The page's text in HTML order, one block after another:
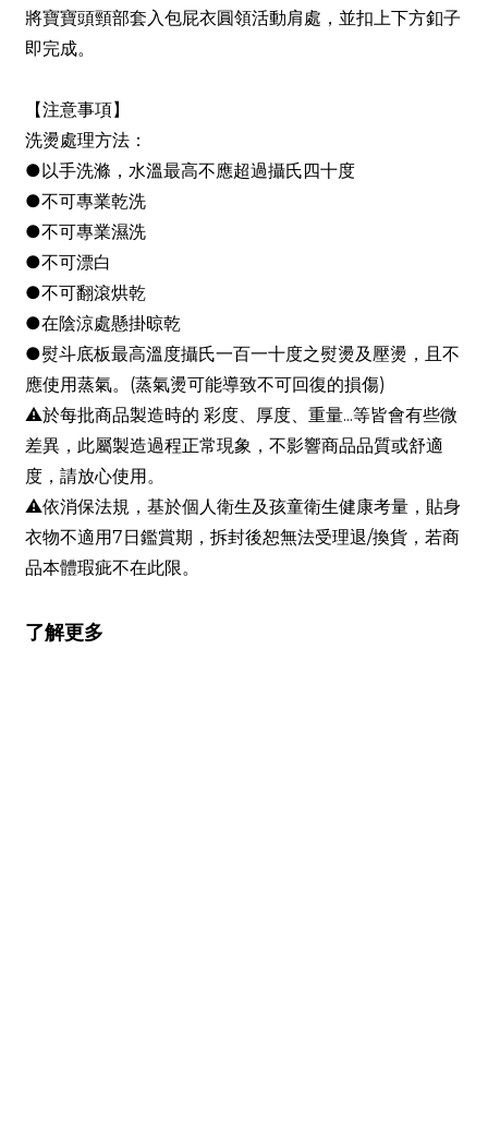
將寶寶頭頸部套入包屁衣圓領活動肩處，並扣上下方釦子
即完成。
【注意事項】
洗燙處理方法：
●以手洗滌，水溫最高不應超過攝氏四十度
●不可專業乾洗
●不可專業濕洗
●不可漂白
●不可翻滾烘乾
●在陰涼處懸掛晾乾
●熨斗底板最高溫度攝氏一百一十度之熨燙及壓燙，且不
應使用蒸氣。(蒸氣燙可能導致不可回復的損傷)
⚠於每批商品製造時的 彩度、厚度、重量...等皆會有些微
差異，此屬製造過程正常現象，不影響商品品質或舒適
度，請放心使用。
⚠依消保法規，基於個人衛生及孩童衛生健康考量，貼身
衣物不適用7日鑑賞期，拆封後恕無法受理退/換貨，若商
品本體瑕疵不在此限。
了解更多